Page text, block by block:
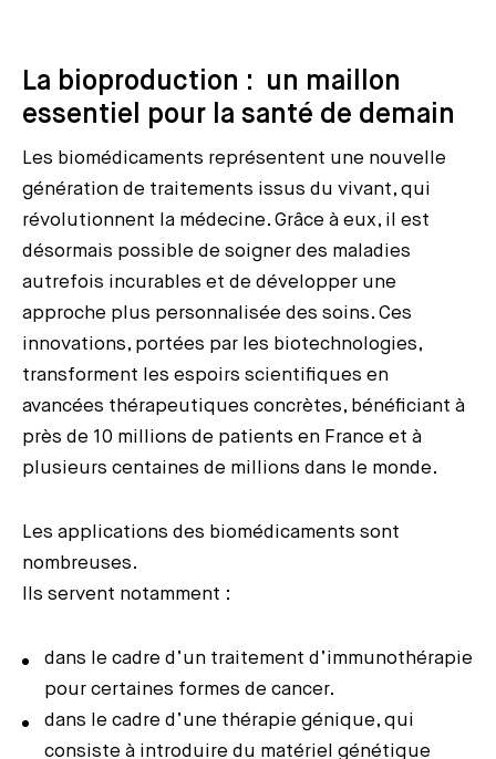
La bioproduction : un maillon
essentiel pour la santé de demain
Les biomédicaments représentent une nouvelle
génération de traitements issus du vivant, qui
révolutionnent la médecine. Grâce à eux, il est
désormais possible de soigner des maladies
autrefois incurables et de développer une
approche plus personnalisée des soins. Ces
innovations, portées par les biotechnologies,
transforment les espoirs scientifiques en
avancées thérapeutiques concrètes, bénéficiant à
près de 10 millions de patients en France et à
plusieurs centaines de millions dans le monde.
Les applications des biomédicaments sont
nombreuses.
Ils servent notamment :
dans le cadre d’un traitement d’immunothérapie
pour certaines formes de cancer.
dans le cadre d’une thérapie génique, qui
consiste à introduire du matériel génétique